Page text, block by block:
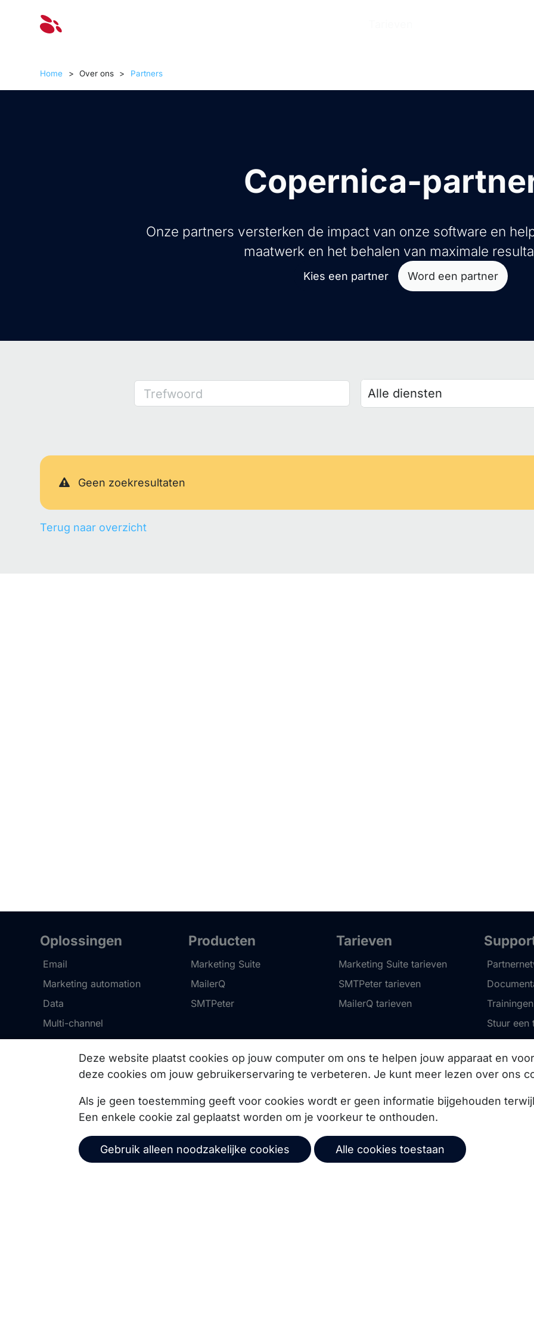
Home > Over ons > Partners
Copernica-
Onze partners versterken de impact van onze software en
maatwerk en het behalen van maximale
Kies een partner Word een partner
Trefwoord
Geen zoekresultaten
Terug naar overzicht
Oplossingen
Email
Marketing automation
Data
Multi-channel
Producten
Marketing Suite
MailerQ
SMTPeter
Tarieven
Marketing Suite tarieven
SMTPeter tarieven
MailerQ tarieven
Trainingen
Stuur een
Copernica BV
De Ruijterkade 112
Amsterdam
+31 (0)20 520 61 90
Deze website plaatst cookies op jouw computer om ons te helpen jouw apparaat en
deze cookies om jouw gebruikerservaring te verbeteren. Je kunt meer lezen over ons
Als je geen toestemming geeft voor cookies wordt er geen informatie bijgehouden
Een enkele cookie zal geplaatst worden om je voorkeur te onthouden.
Gebruik alleen noodzakelijke cookies Alle cookies toestaan